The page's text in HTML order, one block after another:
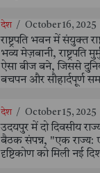
देश / October 16, 2025
राष्ट्रपति भवन में संयुक्त
भव्य मेज़बानी, राष्ट्रपति
ऐसा बीज बने, जिससे
बचपन और सौहार्दपूर्ण
देश / October 15, 2025
उदयपुर में दो दिवसीय
बैठक संपन्न, "एक राज्य:
दृष्टिकोण को मिली नई